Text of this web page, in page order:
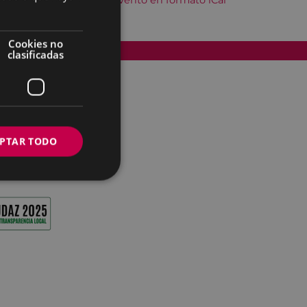
Accesibilidad
Cookies no
clasificadas
TODO